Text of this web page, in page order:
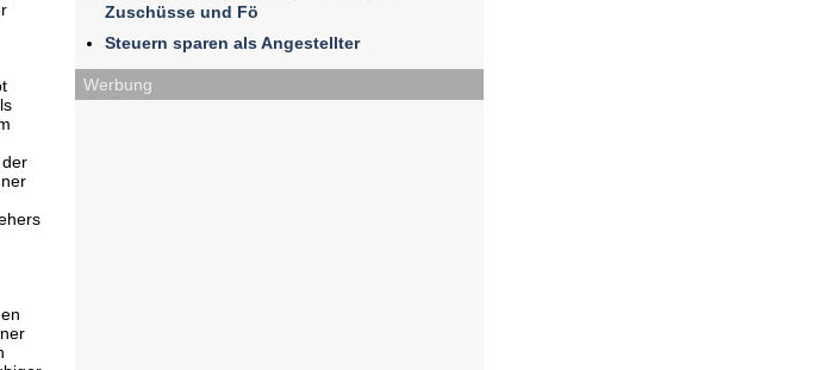
Zuschüsse und Fö
Steuern sparen als Angestellter
Werbung